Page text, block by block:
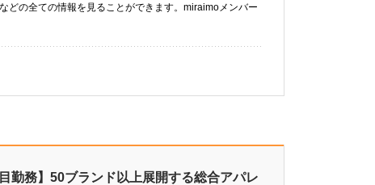
どの全ての情報を見ることができます。miraimoメンバー
勤務】50ブランド以上展開する総合アパレ